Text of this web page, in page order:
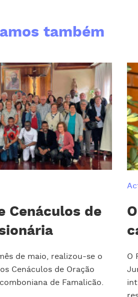
também
Cenáculos de
de maio, realizou-se o
Cenáculos de Oração
de Famalicão.
O